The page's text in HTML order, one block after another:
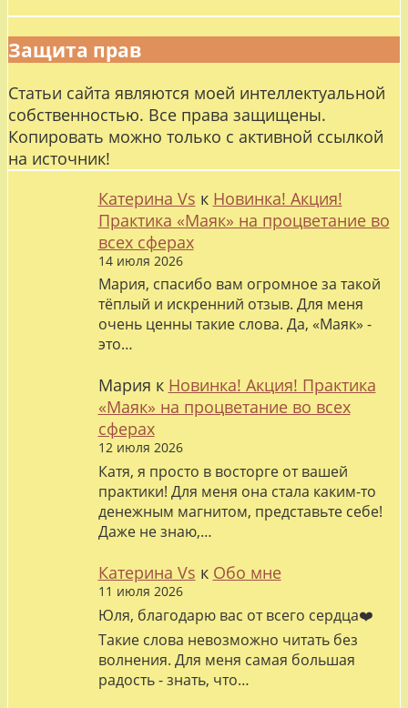
Защита прав
Статьи сайта являются моей интеллектуальной
собственностью. Все права защищены.
Копировать можно только с активной ссылкой
на источник!
Катерина Vs к Новинка! Акция!
Практика «Маяк» на процветание во
всех сферах
14 июля 2026
Мария, спасибо вам огромное за такой
тёплый и искренний отзыв. Для меня
очень ценны такие слова. Да, «Маяк» -
это…
Мария к Новинка! Акция! Практика
«Маяк» на процветание во всех
сферах
12 июля 2026
Катя, я просто в восторге от вашей
практики! Для меня она стала каким-то
денежным магнитом, представьте себе!
Даже не знаю,…
Катерина Vs к Обо мне
11 июля 2026
Юля, благодарю вас от всего сердца❤️
Такие слова невозможно читать без
волнения. Для меня самая большая
радость - знать, что…